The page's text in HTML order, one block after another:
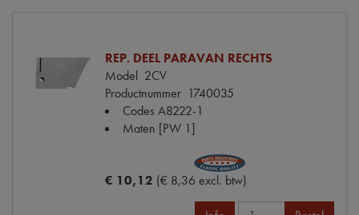
REP. DEEL PARAVAN RECHTS
Model 2CV
Productnummer 1740035
Codes A8222-1
Maten [PW 1]
€ 10,12 (€ 8,36 excl. btw)